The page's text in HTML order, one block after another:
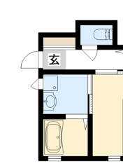
地図から探す
スタッフ
BLOG
RECRUIT
LINE公式アカウント